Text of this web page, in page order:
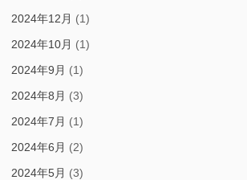
2024年12月 (1)
2024年10月 (1)
2024年9月 (1)
2024年8月 (3)
2024年7月 (1)
2024年6月 (2)
2024年5月 (3)